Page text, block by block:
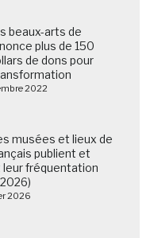
beaux-arts de
plus de 150
de dons pour
2022
musées et lieux de
publient et
fréquentation
2026